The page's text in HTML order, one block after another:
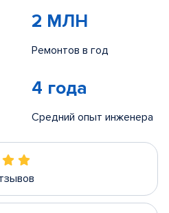
2 МЛН
Ремонтов в год
4 года
Средний опыт инженера